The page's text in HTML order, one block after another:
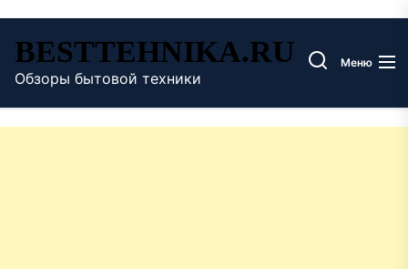
содержимому
BESTTEHNIKA.RU
Обзоры бытовой техники
Меню